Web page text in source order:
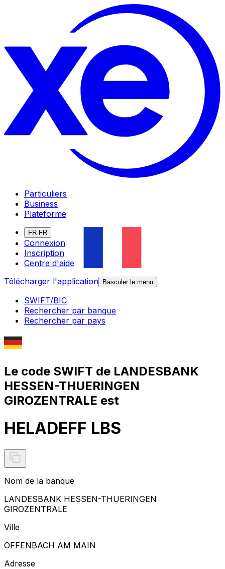
Particuliers
Business
Plateforme
FR-FR
Connexion
Inscription
Centre d'aide
Télécharger l'application
Basculer le menu
SWIFT/BIC
Rechercher par banque
Rechercher par pays
Le code SWIFT de LANDESBANK
HESSEN-THUERINGEN
GIROZENTRALE est
HELADEFF LBS
Nom de la banque
LANDESBANK HESSEN-THUERINGEN
GIROZENTRALE
Ville
OFFENBACH AM MAIN
Adresse